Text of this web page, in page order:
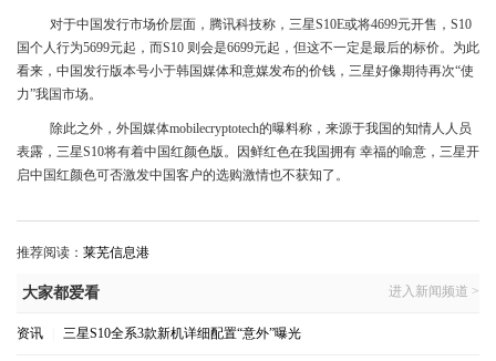
对于中国发行市场价层面，腾讯科技称，三星S10E或将4699元开售，S10
国个人行为5699元起，而S10 则会是6699元起，但这不一定是最后的标价。为此
看来，中国发行版本号小于韩国媒体和意媒发布的价钱，三星好像期待再次“使
力”我国市场。
除此之外，外国媒体mobilecryptotech的曝料称，来源于我国的知情人人员
表露，三星S10将有着中国红颜色版。因鲜红色在我国拥有 幸福的喻意，三星开
启中国红颜色可否激发中国客户的选购激情也不获知了。
推荐阅读： 莱芜信息港
大家都爱看 进入新闻频道 >
资讯 三星S10全系3款新机详细配置“意外”曝光